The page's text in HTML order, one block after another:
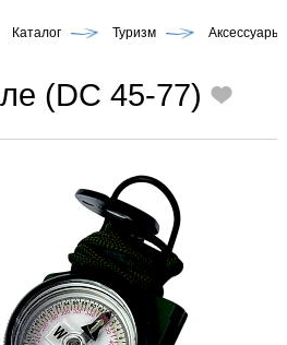
Каталог Туризм Аксессуары
(DC 45-77)